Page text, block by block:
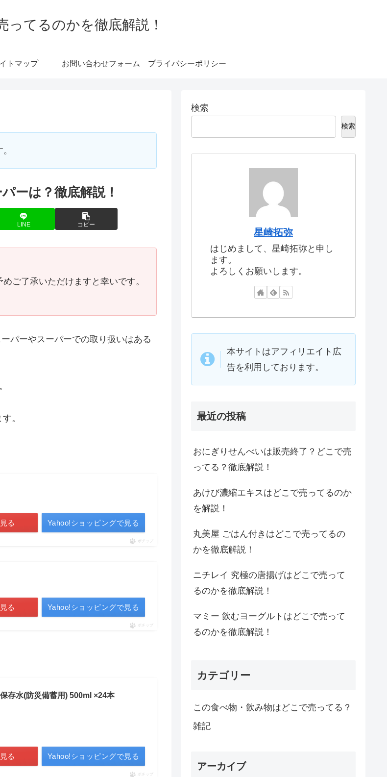
ってるのかを徹底解説！
トマップ お問い合わせフォーム プライバシーポリシー
ーは？徹底解説！
LINE コピー
ご了承いただけますと幸いです。
パーやスーパーでの取り扱いはある
。
る Yahoo!ショッピングで見る
ポチップ
る Yahoo!ショッピングで見る
ポチップ
存水(防災備蓄用) 500ml ×24本
る Yahoo!ショッピングで見る
ポチップ
検索
検索
星崎拓弥
はじめまして、星崎拓弥と申し
ます。
よろしくお願いします。
本サイトはアフィリエイト広
告を利用しております。
最近の投稿
おにぎりせんべいは販売終了？どこで売
ってる？徹底解説！
あけび濃縮エキスはどこで売ってるのか
を解説！
丸美屋 ごはん付きはどこで売ってるの
かを徹底解説！
ニチレイ 究極の唐揚げはどこで売って
るのかを徹底解説！
マミー 飲むヨーグルトはどこで売って
るのかを徹底解説！
カテゴリー
この食べ物・飲み物はどこで売ってる？
雑記
アーカイブ